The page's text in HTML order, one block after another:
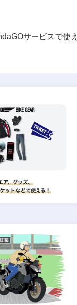
サービスで使